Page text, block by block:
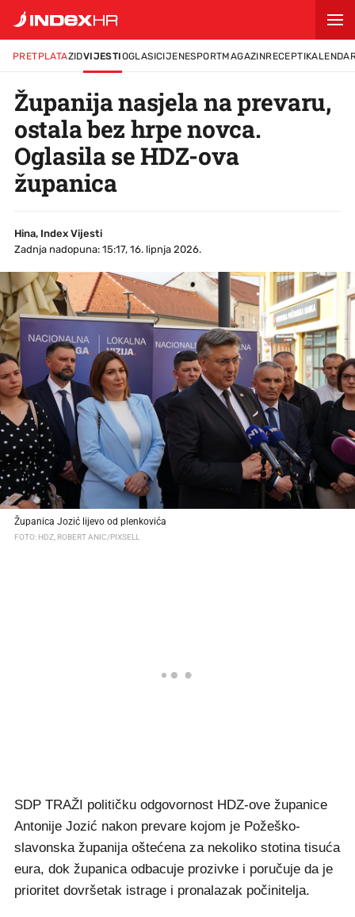
PRETPLATAZIDVIJESTIOGLASICIJENESPORTMAGAZINRECEPTI
Županija nasjela na prevaru,
ostala bez hrpe novca.
Oglasila se HDZ-ova
županica
Hina, Index Vijesti
Zadnja nadopuna: 15:17, 16. lipnja 2026.
Županica Jozić lijevo od plenkovića
FOTO: HDZ, ROBERT ANIC/PIXSELL
SDP TRAŽI političku odgovornost HDZ-ove županice
Antonije Jozić nakon prevare kojom je Požeško-
slavonska županija oštećena za nekoliko stotina tisuća
eura, dok županica odbacuje prozivke i poručuje da je
prioritet dovršetak istrage i pronalazak počinitelja.